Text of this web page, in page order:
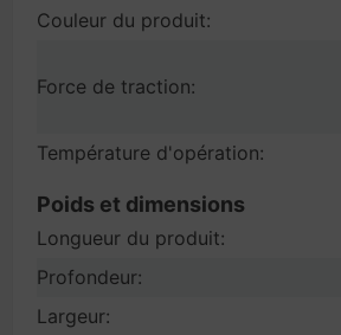
Couleur du produit:
Force de traction:
Température d'opération:
Poids et dimensions
Longueur du produit:
Profondeur:
Largeur: